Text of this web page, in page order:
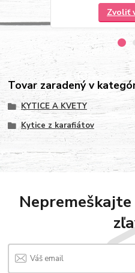
Zvoliť
Tovar zaradený v
KYTICE A KVETY
Kytice z karafiátov